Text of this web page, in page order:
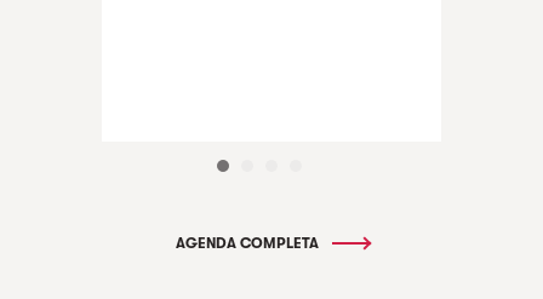
AGENDA COMPLETA